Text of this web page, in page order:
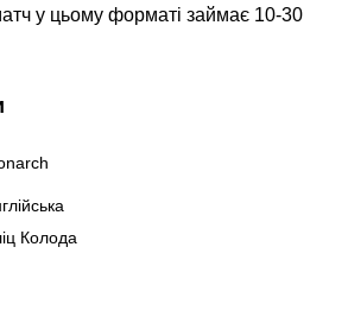
у цьому форматі займає 10-30
Колода